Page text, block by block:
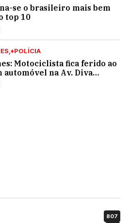
se o brasileiro mais bem
top 10
♦POLÍCIA
Motociclista fica ferido ao
na Av. Diva
tinha CNH
807